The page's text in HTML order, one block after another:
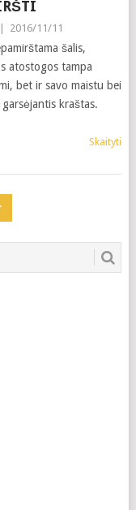
2016/11/11
šalis,
atostogos tampa
bet ir savo maistu bei
kraštas.
Skaityti